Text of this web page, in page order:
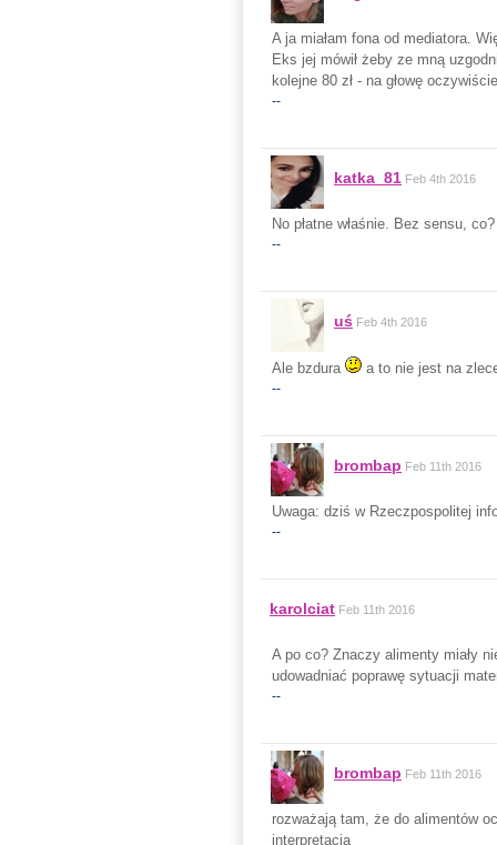
A ja miałam fona od mediatora.
Eks jej mówił żeby ze mną
kolejne 80 zł - na głowę
--
katka_81 Feb 4th 2016
No płatne właśnie. Bez sensu, co?
--
uś Feb 4th 2016
Ale bzdura a to nie jest na
--
brombap Feb 11th 2016
Uwaga: dziś w Rzeczpospolitej
--
karolciat Feb 11th 2016
A po co? Znaczy alimenty miały
udowadniać poprawę sytuacji
--
brombap Feb 11th 2016
rozważają tam, że do alimentów
interpretacją